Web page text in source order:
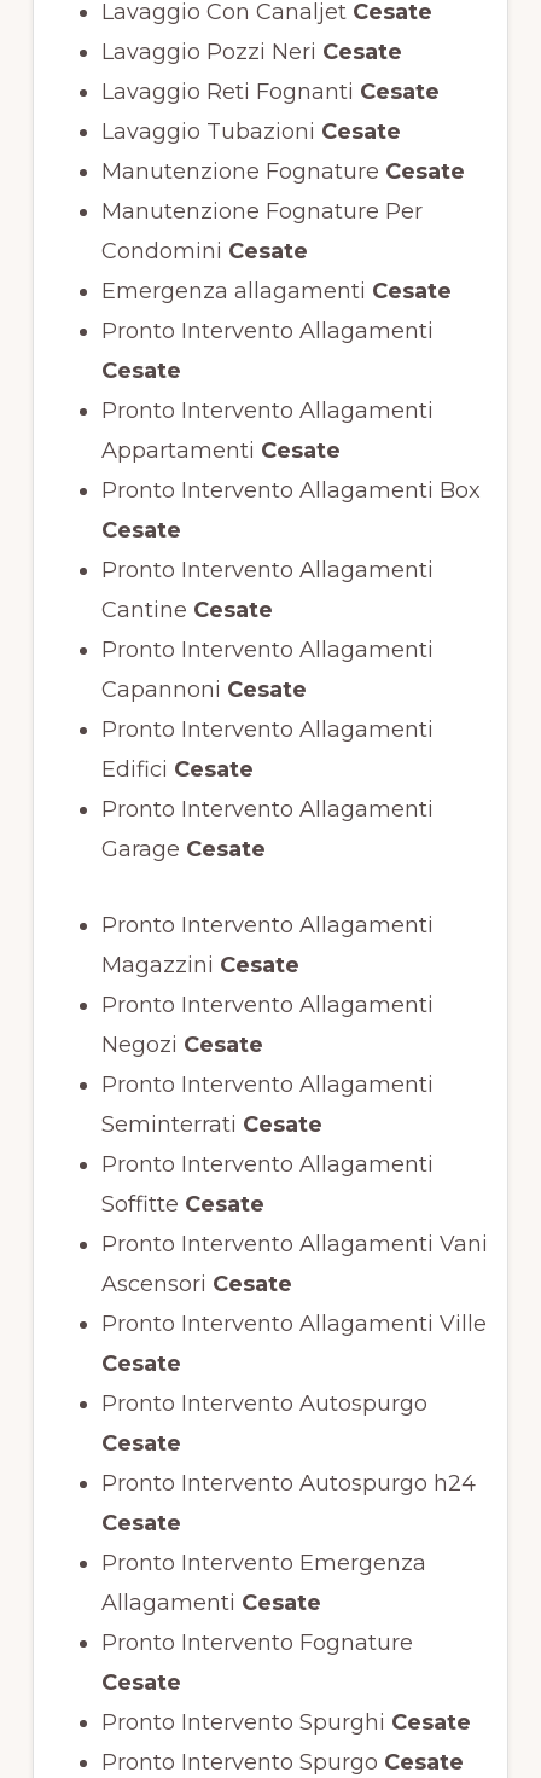
Lavaggio Con CanaljetCesate
Lavaggio Pozzi Neri Cesate
Lavaggio Reti Fognanti Cesate
Lavaggio Tubazioni Cesate
Manutenzione Fognature Cesate
Manutenzione Fognature Per
Condomini Cesate
Emergenza allagamenti Cesate
Pronto Intervento Allagamenti
Cesate
Pronto Intervento Allagamenti
Appartamenti Cesate
Pronto Intervento Allagamenti Box
Cesate
Pronto Intervento Allagamenti
Cantine Cesate
Pronto Intervento Allagamenti
Capannoni Cesate
Pronto Intervento Allagamenti
Edifici Cesate
Pronto Intervento Allagamenti
Garage Cesate
Pronto Intervento Allagamenti
Magazzini Cesate
Pronto Intervento Allagamenti
Negozi Cesate
Pronto Intervento Allagamenti
Seminterrati Cesate
Pronto Intervento Allagamenti
Soffitte Cesate
Pronto Intervento Allagamenti Vani
Ascensori Cesate
Pronto Intervento Allagamenti Ville
Cesate
Pronto Intervento Autospurgo
Cesate
Pronto Intervento Autospurgo h24
Cesate
Pronto Intervento Emergenza
Allagamenti Cesate
Pronto Intervento Fognature
Cesate
Pronto Intervento Spurghi Cesate
Pronto Intervento Spurgo Cesate